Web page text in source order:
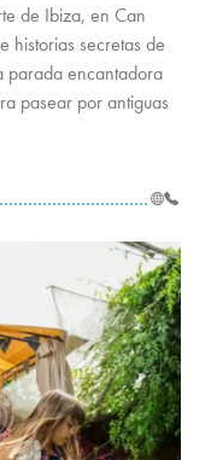
de Ibiza, en Can
historias secretas de
parada encantadora
pasear por antiguas